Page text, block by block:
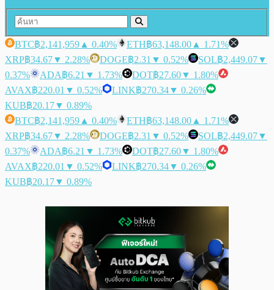
BTC฿2,141,959 ▲ 0.40% ETH฿63,148.00 ▲ 1.71%
XRP฿34.67▼ 2.28% DOGE฿2.31 ▼ 0.52% SOL฿2,449.07▼
0.37%
ADA฿6.21 ▼ 1.73% DOT฿27.60▼ 1.80%
AVAX฿220.01 ▼ 0.52% LINK฿270.34▼ 0.26%
KUB฿20.17▼ 0.89%
BTC฿2,141,959 ▲ 0.40% ETH฿63,148.00 ▲ 1.71%
XRP฿34.67▼ 2.28% DOGE฿2.31 ▼ 0.52% SOL฿2,449.07▼
0.37%
ADA฿6.21 ▼ 1.73% DOT฿27.60▼ 1.80%
AVAX฿220.01 ▼ 0.52% LINK฿270.34▼ 0.26%
KUB฿20.17▼ 0.89%